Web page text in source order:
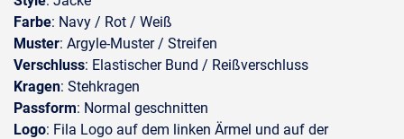
Farbe: Navy / Rot / Weiß
Muster: Argyle-Muster / Streifen
Verschluss: Elastischer Bund / Reißverschluss
Kragen: Stehkragen
Passform: Normal geschnitten
Logo: Fila Logo auf dem linken Ärmel und auf der